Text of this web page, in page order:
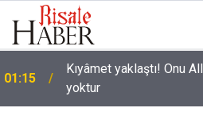
00:01 Haşirde ruhların